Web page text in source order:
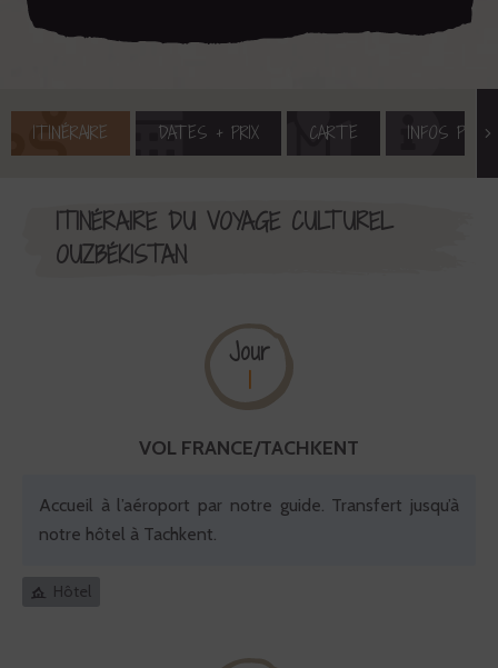
ITINÉRAIRE DATES + PRIX CARTE INFOS
ITINÉRAIRE DU VOYAGE CULTUREL
OUZBÉKISTAN
Jour
1
VOL FRANCE/TACHKENT
Accueil à l’aéroport par notre guide. Transfert jusqu’à
notre hôtel à Tachkent.
Hôtel